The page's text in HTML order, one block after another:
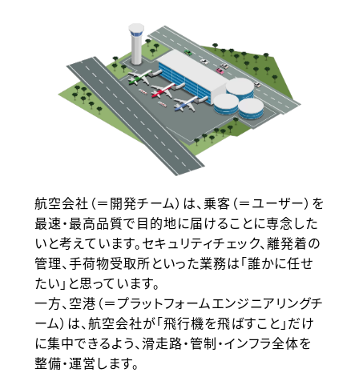
航空会社（＝開発チーム）は、乗客（＝ユーザー）を
最速・最高品質で目的地に届けることに専念した
いと考えています。セキュリティチェック、離発着の
管理、手荷物受取所といった業務は「誰かに任せ
たい」と思っています。
一方、空港（＝プラットフォームエンジニアリングチ
ーム）は、航空会社が「飛行機を飛ばすこと」だけ
に集中できるよう、滑走路・管制・インフラ全体を
整備・運営します。